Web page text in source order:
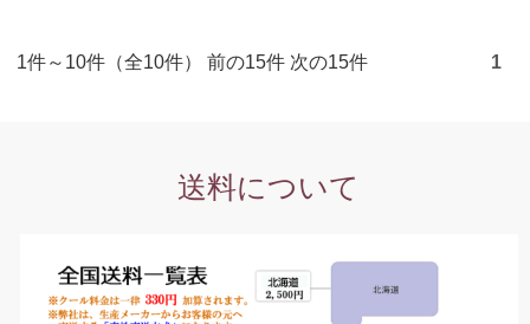
1件～10件（全10件） 前の15件 次の15件 1
送料について